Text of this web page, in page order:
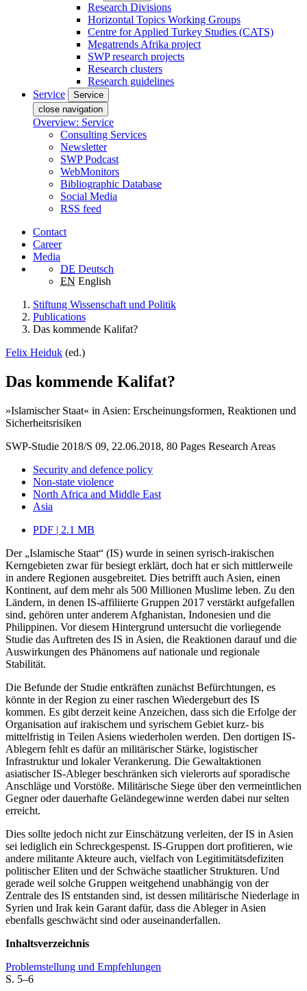
Research Divisions
Horizontal Topics Working Groups
Centre for Applied Turkey Studies (CATS)
Megatrends Afrika project
SWP research projects
Research clusters
Research guidelines
Service
Service
close navigation
Overview: Service
Consulting Services
Newsletter
SWP Podcast
WebMonitors
Bibliographic Database
Social Media
RSS feed
Contact
Career
Media
DE Deutsch
EN English
Stiftung Wissenschaft und Politik
Publications
Das kommende Kalifat?
Felix Heiduk (ed.)
Das kommende Kalifat?
»Islamischer Staat« in Asien: Erscheinungsformen, Reaktionen und
Sicherheitsrisiken
SWP-Studie 2018/S 09, 22.06.2018, 80 Pages Research Areas
Security and defence policy
Non-state violence
North Africa and Middle East
Asia
PDF | 2.1 MB
Der „Islamische Staat“ (IS) wurde in seinen syrisch-irakischen
Kerngebieten zwar für besiegt erklärt, doch hat er sich mittlerweile
in andere Regionen ausgebreitet. Dies betrifft auch Asien, einen
Kontinent, auf dem mehr als 500 Millionen Muslime leben. Zu den
Ländern, in denen IS-affiliierte Gruppen 2017 verstärkt aufgefallen
sind, gehören unter anderem Afghanistan, Indonesien und die
Philippinen. Vor diesem Hintergrund untersucht die vorliegende
Studie das Auftreten des IS in Asien, die Reaktionen darauf und die
Auswirkungen des Phänomens auf nationale und regionale
Stabilität.
Die Befunde der Studie entkräften zunächst Befürchtungen, es
könnte in der Region zu einer raschen Wiedergeburt des IS
kommen. Es gibt derzeit keine Anzeichen, dass sich die Erfolge der
Organisation auf irakischem und syrischem Gebiet kurz- bis
mittelfristig in Teilen Asiens wiederholen werden. Den dortigen IS-
Ablegern fehlt es dafür an militärischer Stärke, logistischer
Infrastruktur und lokaler Verankerung. Die Gewaltaktionen
asiatischer IS-Ableger beschränken sich vielerorts auf sporadische
Anschläge und Vorstöße. Militärische Siege über den vermeintlichen
Gegner oder dauerhafte Geländegewinne werden dabei nur selten
erreicht.
Dies sollte jedoch nicht zur Einschätzung verleiten, der IS in Asien
sei lediglich ein Schreckgespenst. IS-Gruppen dort profitieren, wie
andere militante Akteure auch, vielfach von Legitimitätsdefiziten
politischer Eliten und der Schwäche staatlicher Strukturen. Und
gerade weil solche Gruppen weitgehend unabhängig von der
Zentrale des IS entstanden sind, ist dessen militärische Niederlage in
Syrien und Irak kein Garant dafür, dass die Ableger in Asien
ebenfalls geschwächt sind oder auseinanderfallen.
Inhaltsverzeichnis
Problemstellung und Empfehlungen
S. 5–6